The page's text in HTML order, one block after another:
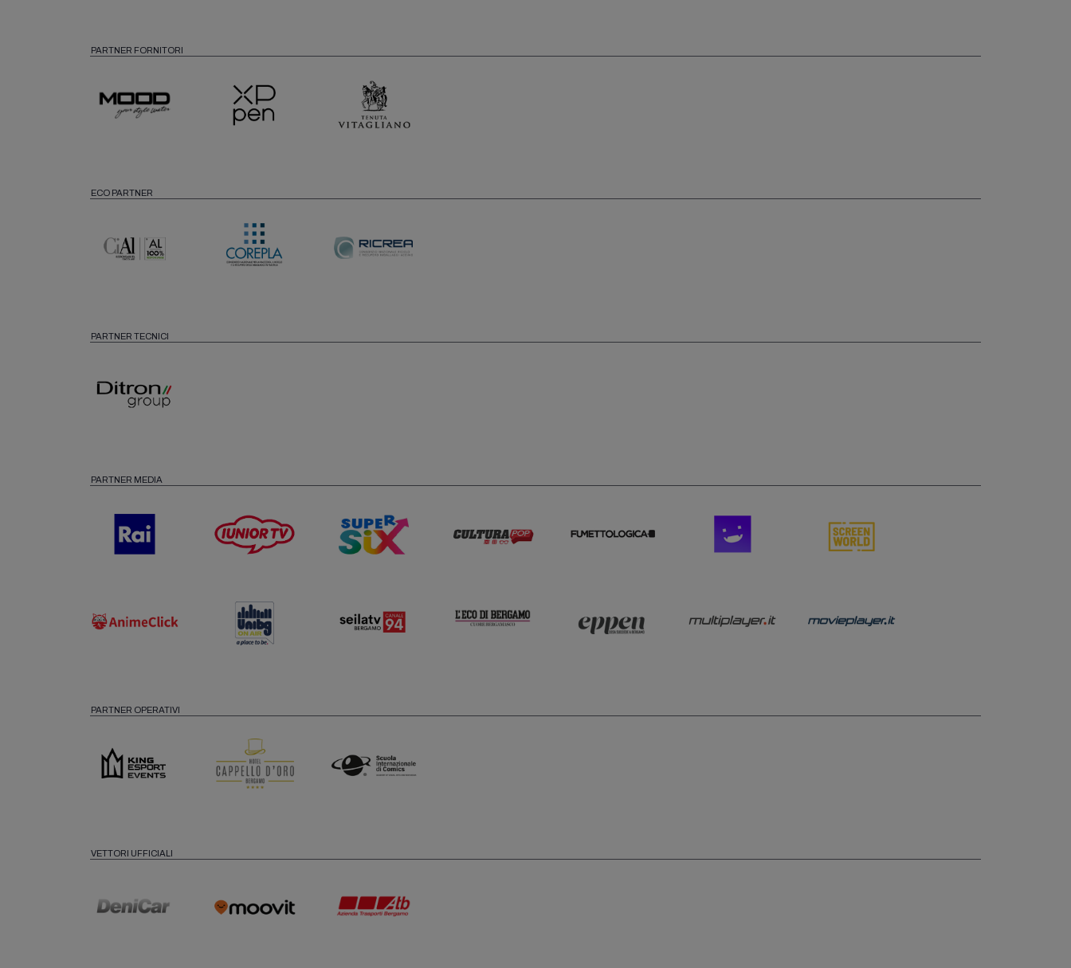
PARTNER FORNITORI
ECO PARTNER
PARTNER TECNICI
PARTNER MEDIA
PARTNER OPERATIVI
VETTORI UFFICIALI